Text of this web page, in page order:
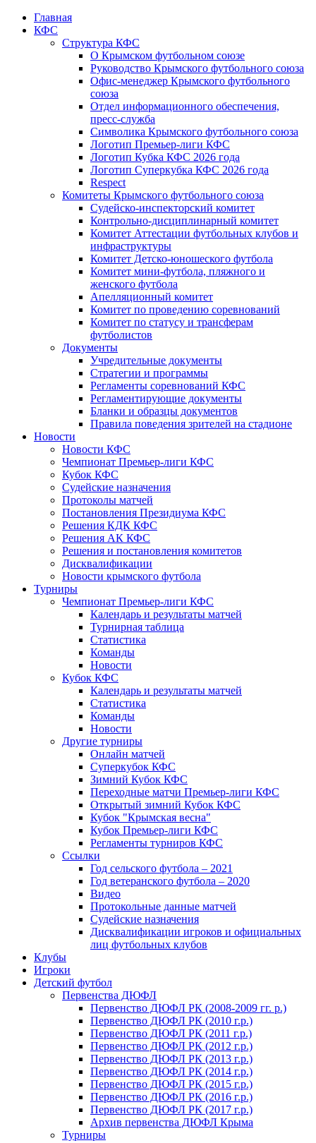
Главная
КФС
Структура КФС
О Крымском футбольном союзе
Руководство Крымского футбольного союза
Офис-менеджер Крымского футбольного
союза
Отдел информационного обеспечения,
пресс-служба
Символика Крымского футбольного союза
Логотип Премьер-лиги КФС
Логотип Кубка КФС 2026 года
Логотип Суперкубка КФС 2026 года
Respect
Комитеты Крымского футбольного союза
Судейско-инспекторский комитет
Контрольно-дисциплинарный комитет
Комитет Аттестации футбольных клубов и
инфраструктуры
Комитет Детско-юношеского футбола
Комитет мини-футбола, пляжного и
женского футбола
Апелляционный комитет
Комитет по проведению соревнований
Комитет по статусу и трансферам
футболистов
Документы
Учредительные документы
Стратегии и программы
Регламенты соревнований КФС
Регламентирующие документы
Бланки и образцы документов
Правила поведения зрителей на стадионе
Новости
Новости КФС
Чемпионат Премьер-лиги КФС
Кубок КФС
Судейские назначения
Протоколы матчей
Постановления Президиума КФС
Решения КДК КФС
Решения АК КФС
Решения и постановления комитетов
Дисквалификации
Новости крымского футбола
Турниры
Чемпионат Премьер-лиги КФС
Календарь и результаты матчей
Турнирная таблица
Статистика
Команды
Новости
Кубок КФС
Календарь и результаты матчей
Статистика
Команды
Новости
Другие турниры
Онлайн матчей
Суперкубок КФС
Зимний Кубок КФС
Переходные матчи Премьер-лиги КФС
Открытый зимний Кубок КФС
Кубок "Крымская весна"
Кубок Премьер-лиги КФС
Регламенты турниров КФС
Ссылки
Год сельского футбола – 2021
Год ветеранского футбола – 2020
Видео
Протокольные данные матчей
Судейские назначения
Дисквалификации игроков и официальных
лиц футбольных клубов
Клубы
Игроки
Детский футбол
Первенства ДЮФЛ
Первенство ДЮФЛ РК (2008-2009 гг. р.)
Первенство ДЮФЛ РК (2010 г.р.)
Первенство ДЮФЛ РК (2011 г.р.)
Первенство ДЮФЛ РК (2012 г.р.)
Первенство ДЮФЛ РК (2013 г.р.)
Первенство ДЮФЛ РК (2014 г.р.)
Первенство ДЮФЛ РК (2015 г.р.)
Первенство ДЮФЛ РК (2016 г.р.)
Первенство ДЮФЛ РК (2017 г.р.)
Архив первенства ДЮФЛ Крыма
Турниры